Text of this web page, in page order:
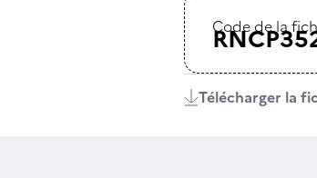
Code de la
Télécharger la